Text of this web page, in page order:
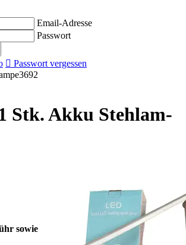
Email-Adresse
Passwort
 Passwort vergessen
3692
Stk. Ak­ku Steh­lam­
sowie